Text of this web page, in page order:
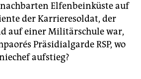
Elfenbeinküste auf
der Karrieresoldat, der
auf einer Militärschule war,
Präsidialgarde RSP, wo
aufstieg?